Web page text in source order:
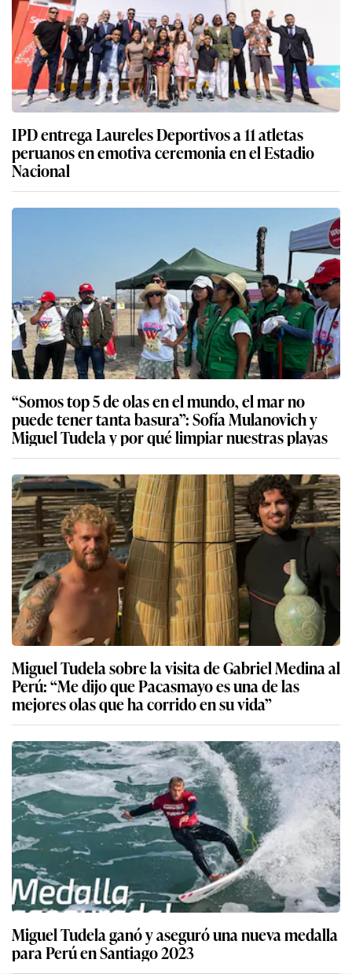
IPD entrega Laureles Deportivos a 11 atletas
peruanos en emotiva ceremonia en el Estadio
Nacional
“Somos top 5 de olas en el mundo, el mar no
puede tener tanta basura”: Sofía Mulanovich y
Miguel Tudela y por qué limpiar nuestras playas
Miguel Tudela sobre la visita de Gabriel Medina al
Perú: “Me dijo que Pacasmayo es una de las
mejores olas que ha corrido en su vida”
Miguel Tudela ganó y aseguró una nueva medalla
para Perú en Santiago 2023